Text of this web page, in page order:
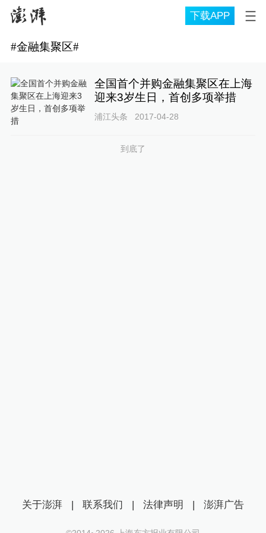
下载APP
#金融集聚区#
全国首个并购金融集聚区在上海
迎来3岁生日，首创多项举措
浦江头条 2017-04-28
到底了
关于澎湃 | 联系我们 | 法律声明 | 澎湃广告